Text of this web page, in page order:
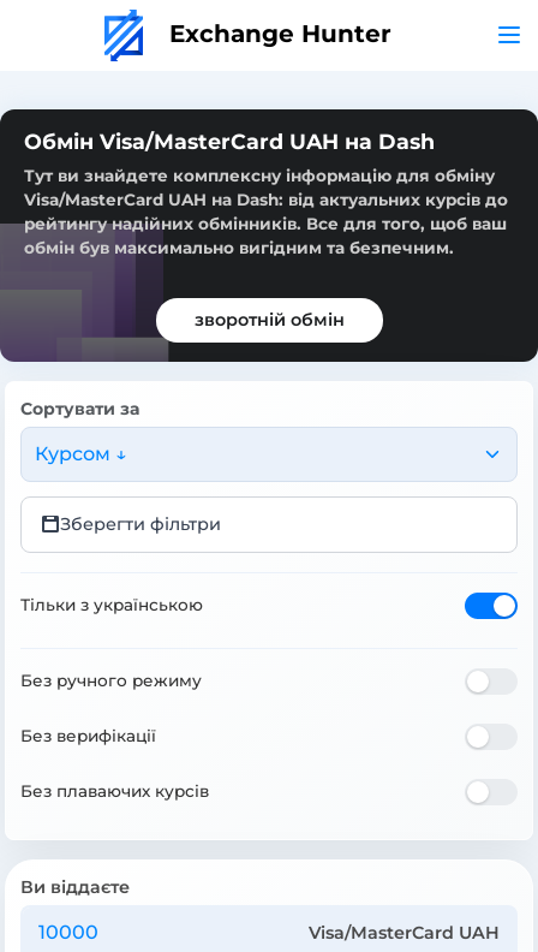
Exchange Hunter
Обмін Visa/MasterCard UAH на Dash
Тут ви знайдете комплексну інформацію для обміну
Visa/MasterCard UAH на Dash: від актуальних курсів до
рейтингу надійних обмінників. Все для того, щоб ваш
обмін був максимально вигідним та безпечним.
зворотній обмін
Сортувати за
Курсом ↓
Зберегти фільтри
Тільки з українською
Без ручного режиму
Без верифікації
Без плаваючих курсів
Ви віддаєте
Visa/MasterCard UAH